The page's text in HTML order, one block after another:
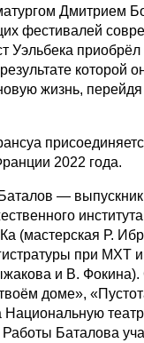
Дмитрием
фестивалей
Уэльбека
которой
жизнь, перейдя
2022 года.
—
(мастерская Р.
при МХТ
и В. Фокина).
доме»,
Баталова